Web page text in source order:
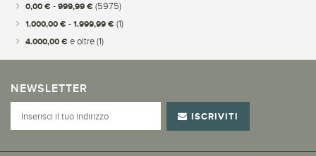
0,00 € - 999,99 € (5975)
1.000,00 € - 1.999,99 € (1)
4.000,00 € e oltre (1)
NEWSLETTER
ISCRIVITI